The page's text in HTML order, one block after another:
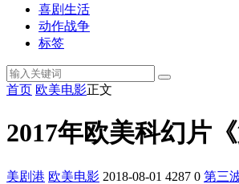
喜剧生活
动作战争
标签
首页 欧美电影正文
2017年欧美科幻片
美剧港 欧美电影 2018-08-01 4287 0 第三